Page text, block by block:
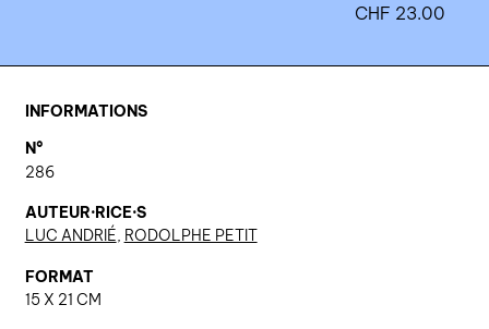
qui sommes-nous? ↓
engagement durable
CHF 23.00
INFORMATIONS
N°
286
AUTEUR·RICE·S
LUC ANDRIÉ, RODOLPHE PETIT
FORMAT
15 X 21 CM